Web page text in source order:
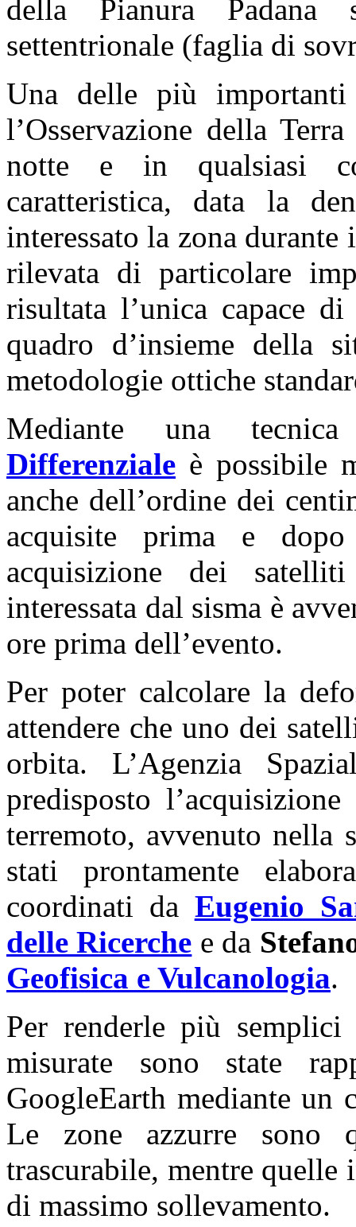
della Pianura
settentrionale (faglia di
Una delle più
l’Osservazione della
notte e in qualsiasi
caratteristica, data la
interessato la zona
rilevata di particolare
risultata l’unica capace
quadro d’insieme della
metodologie ottiche
Mediante una
Differenziale è possibile
anche dell’ordine dei
acquisite prima e
acquisizione dei
interessata dal sisma è
ore prima dell’evento.
Per poter calcolare la
attendere che uno dei
orbita. L’Agenzia
predisposto
terremoto, avvenuto nella
stati prontamente
coordinati da Eugenio
delle Ricerche e da
Geofisica e Vulcanologia.
Per renderle più
misurate sono state
GoogleEarth mediante
Le zone azzurre sono
trascurabile, mentre
di massimo sollevamento.